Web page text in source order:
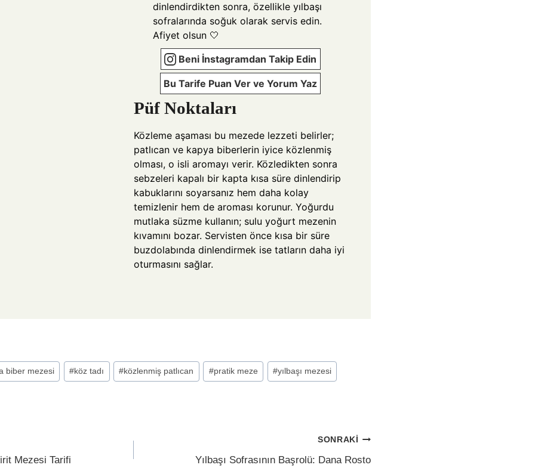
dinlendirdikten sonra, özellikle yılbaşı
sofralarında soğuk olarak servis edin.
Afiyet olsun 🤍
Beni İnstagramdan Takip Edin
Bu Tarife Puan Ver ve Yorum Yaz
Püf Noktaları
Közleme aşaması bu mezede lezzeti belirler;
patlıcan ve kapya biberlerin iyice közlenmiş
olması, o isli aromayı verir. Közledikten sonra
sebzeleri kapalı bir kapta kısa süre dinlendirip
kabuklarını soyarsanız hem daha kolay
temizlenir hem de aroması korunur. Yoğurdu
mutlaka süzme kullanın; sulu yoğurt mezenin
kıvamını bozar. Servisten önce kısa bir süre
buzdolabında dinlendirmek ise tatların daha iyi
oturmasını sağlar.
biber mezesi #köz tadı #közlenmiş patlıcan #pratik meze #yılbaşı mezesi
Mezesi Tarifi
SONRAKI
Yılbaşı Sofrasının Başrolü: Dana Rosto